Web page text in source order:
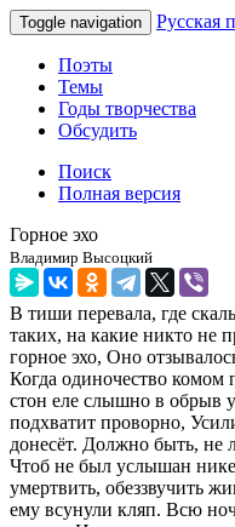
Toggle navigation Русская
Поэты
Темы
Годы творчества
Обсудить
Поиск
Полная версия
Горное эхо
Владимир Высоцкий
В тиши перевала, где
таких, на какие никто не
горное эхо, Оно
Когда одиночество комом
стон еле слышно в обрыв
подхватит проворно,
донесёт. Должно быть, не
Чтоб не был услышан
умертвить, обеззвучить
ему всунули кляп. Всю